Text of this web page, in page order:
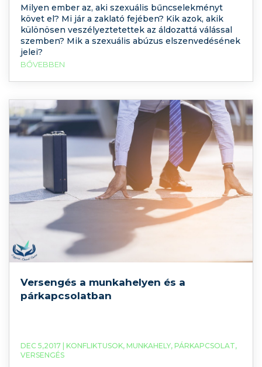
Milyen ember az, aki szexuális bűncselekményt
követ el? Mi jár a zaklató fejében? Kik azok, akik
különösen veszélyeztetettek az áldozattá válással
szemben? Mik a szexuális abúzus elszenvedésének
jelei?
BŐVEBBEN
Versengés a munkahelyen és a
párkapcsolatban
DEC 5,2017 | KONFLIKTUSOK, MUNKAHELY, PÁRKAPCSOLAT,
VERSENGÉS